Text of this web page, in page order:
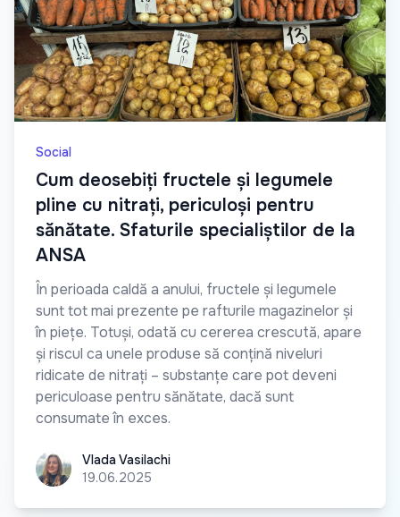
Social
Cum deosebiți fructele și legumele
pline cu nitrați, periculoși pentru
sănătate. Sfaturile specialiștilor de la
ANSA
În perioada caldă a anului, fructele și legumele
sunt tot mai prezente pe rafturile magazinelor și
în piețe. Totuși, odată cu cererea crescută, apare
și riscul ca unele produse să conțină niveluri
ridicate de nitrați – substanțe care pot deveni
periculoase pentru sănătate, dacă sunt
consumate în exces.
Vlada Vasilachi
Vlada Vasilachi
19.06.2025